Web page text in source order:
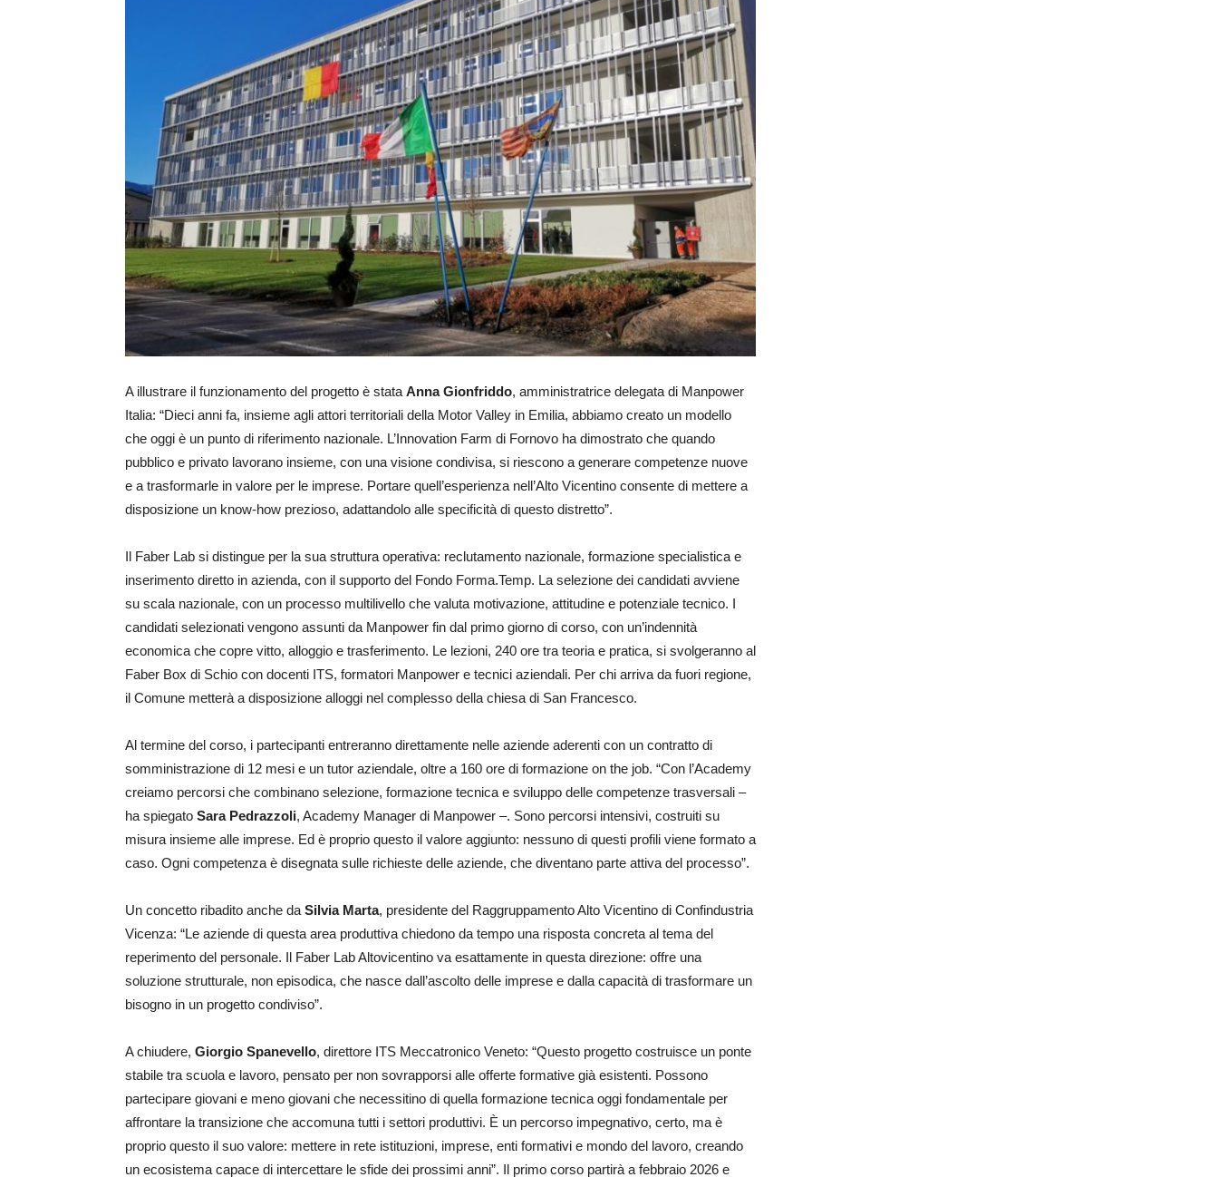
A illustrare il funzionamento del progetto è stata Anna Gionfriddo, amministratrice delegata di Manpower
Italia: “Dieci anni fa, insieme agli attori territoriali della Motor Valley in Emilia, abbiamo creato un modello
che oggi è un punto di riferimento nazionale. L’Innovation Farm di Fornovo ha dimostrato che quando
pubblico e privato lavorano insieme, con una visione condivisa, si riescono a generare competenze nuove
e a trasformarle in valore per le imprese. Portare quell’esperienza nell’Alto Vicentino consente di mettere a
disposizione un know-how prezioso, adattandolo alle specificità di questo distretto”.
Il Faber Lab si distingue per la sua struttura operativa: reclutamento nazionale, formazione specialistica e
inserimento diretto in azienda, con il supporto del Fondo Forma.Temp. La selezione dei candidati avviene
su scala nazionale, con un processo multilivello che valuta motivazione, attitudine e potenziale tecnico. I
candidati selezionati vengono assunti da Manpower fin dal primo giorno di corso, con un’indennità
economica che copre vitto, alloggio e trasferimento. Le lezioni, 240 ore tra teoria e pratica, si svolgeranno al
Faber Box di Schio con docenti ITS, formatori Manpower e tecnici aziendali. Per chi arriva da fuori regione,
il Comune metterà a disposizione alloggi nel complesso della chiesa di San Francesco.
Al termine del corso, i partecipanti entreranno direttamente nelle aziende aderenti con un contratto di
somministrazione di 12 mesi e un tutor aziendale, oltre a 160 ore di formazione on the job. “Con l’Academy
creiamo percorsi che combinano selezione, formazione tecnica e sviluppo delle competenze trasversali –
ha spiegato Sara Pedrazzoli, Academy Manager di Manpower –. Sono percorsi intensivi, costruiti su
misura insieme alle imprese. Ed è proprio questo il valore aggiunto: nessuno di questi profili viene formato a
caso. Ogni competenza è disegnata sulle richieste delle aziende, che diventano parte attiva del processo”.
Un concetto ribadito anche da Silvia Marta, presidente del Raggruppamento Alto Vicentino di Confindustria
Vicenza: “Le aziende di questa area produttiva chiedono da tempo una risposta concreta al tema del
reperimento del personale. Il Faber Lab Altovicentino va esattamente in questa direzione: offre una
soluzione strutturale, non episodica, che nasce dall’ascolto delle imprese e dalla capacità di trasformare un
bisogno in un progetto condiviso”.
A chiudere, Giorgio Spanevello, direttore ITS Meccatronico Veneto: “Questo progetto costruisce un ponte
stabile tra scuola e lavoro, pensato per non sovrapporsi alle offerte formative già esistenti. Possono
partecipare giovani e meno giovani che necessitino di quella formazione tecnica oggi fondamentale per
affrontare la transizione che accomuna tutti i settori produttivi. È un percorso impegnativo, certo, ma è
proprio questo il suo valore: mettere in rete istituzioni, imprese, enti formativi e mondo del lavoro, creando
un ecosistema capace di intercettare le sfide dei prossimi anni”. Il primo corso partirà a febbraio 2026 e